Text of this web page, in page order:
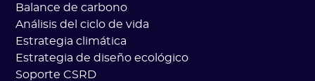
Balance de carbono
Análisis del ciclo de vida
Estrategia climática
Estrategia de diseño ecológico
Soporte CSRD